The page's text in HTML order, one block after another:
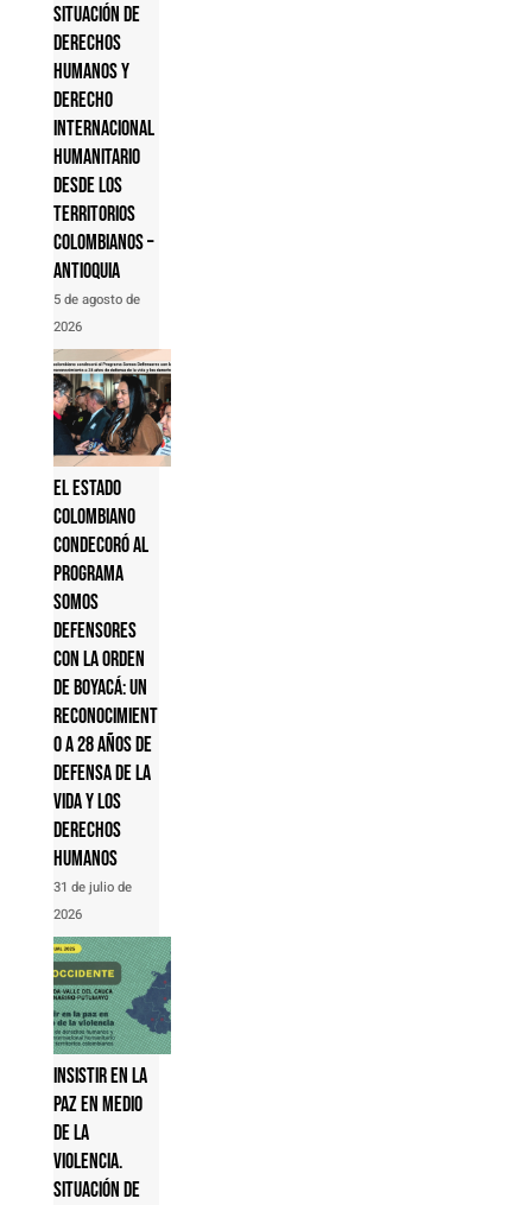
Situación de
derechos
humanos y
derecho
internacional
humanitario
desde los
territorios
colombianos –
Antioquia
5 de agosto de
2026
El Estado
colombiano
condecoró al
Programa
Somos
Defensores
con la Orden
de Boyacá: un
reconocimient
o a 28 años de
defensa de la
vida y los
derechos
humanos
31 de julio de
2026
Insistir en la
paz en medio
de la
violencia.
Situación de